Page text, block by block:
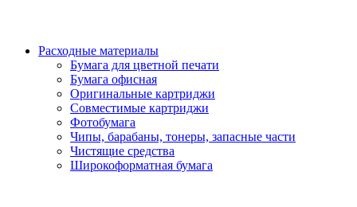
Расходные материалы
Бумага для цветной печати
Бумага офисная
Оригинальные картриджи
Совместимые картриджи
Фотобумага
Чипы, барабаны, тонеры, запасные части
Чистящие средства
Широкоформатная бумага